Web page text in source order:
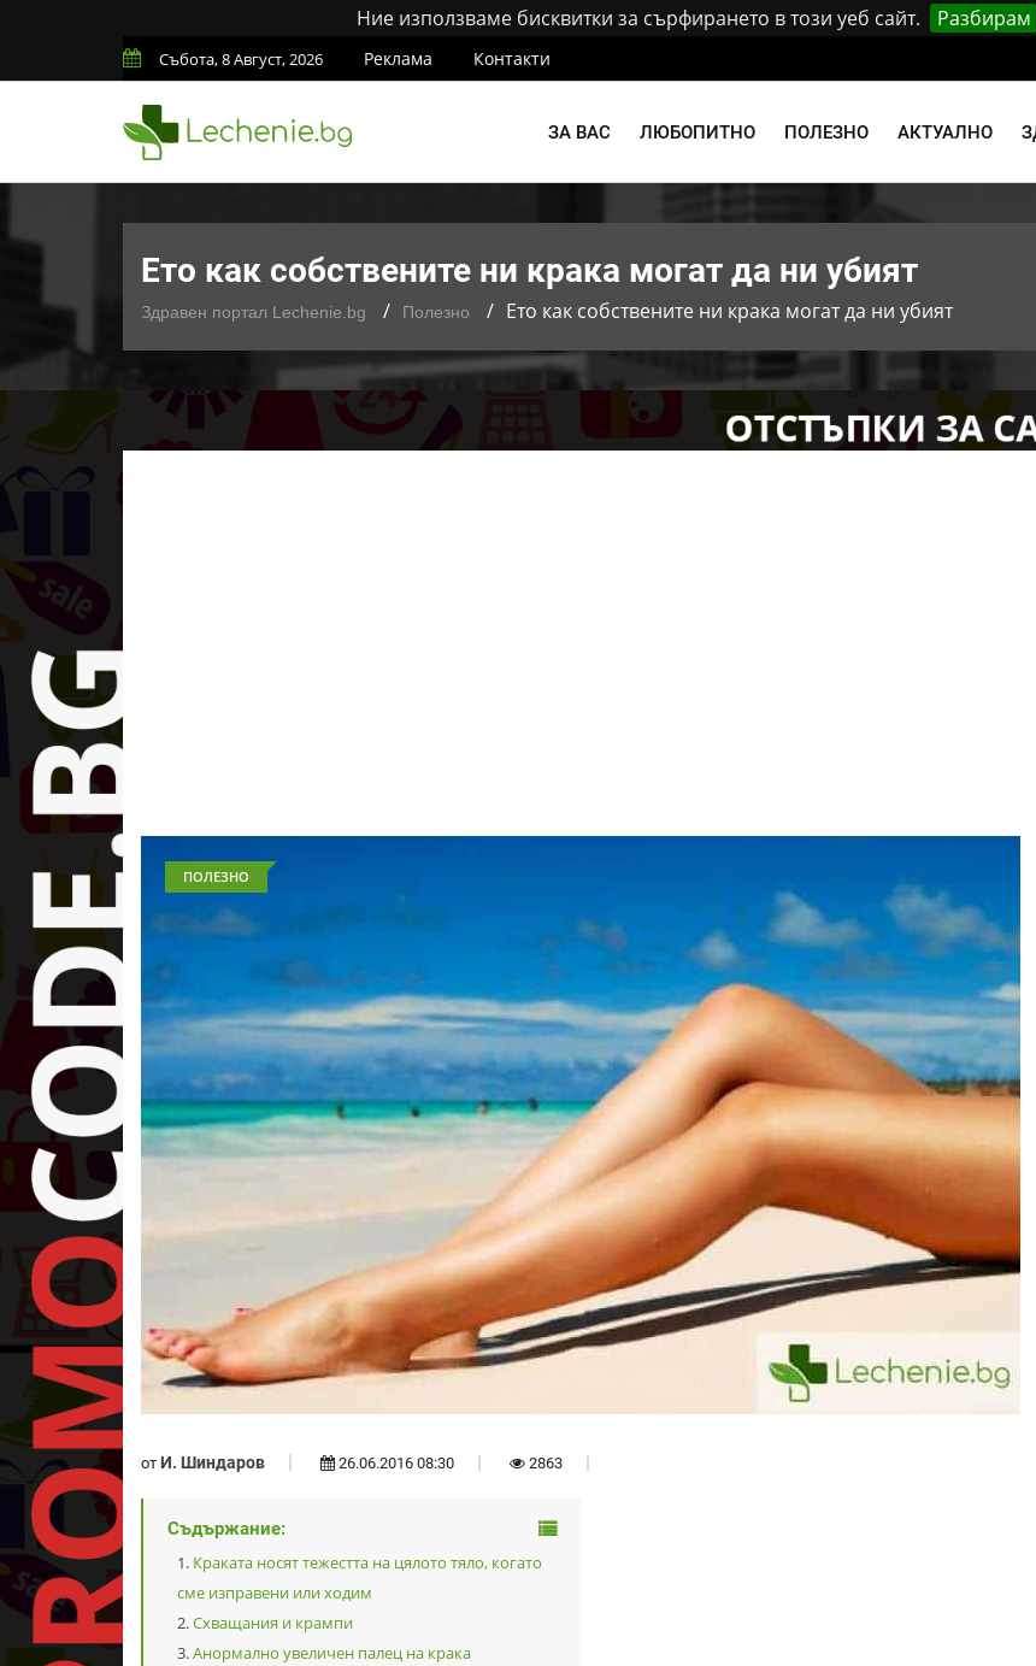
Ние използваме бисквитки за сърфирането в този уеб сайт. Разбирам
Събота, 8 Август, 2026 Реклама Контакти
ЗА ВАС ЛЮБОПИТНО ПОЛЕЗНО АКТУАЛНО
Ето как собствените ни крака могат да ни убият
Здравен портал Lechenie.bg Полезно Ето как собствените ни крака могат да ни убият
ПОЛЕЗНО
от И. Шиндаров 26.06.2016 08:30 2863
Съдържание:
Краката носят тежестта на цялото тяло, когато
сме изправени или ходим
Схващания и крампи
Анормално увеличен палец на крака